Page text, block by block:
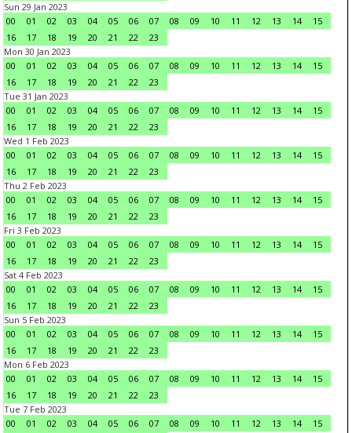
Sun 29 Jan 2023
00
01 02 03 04 05 06 07 08 09 10 11 12 13 14
15
16
17 18 19 20 21 22
23
Mon 30 Jan 2023
00
01 02 03 04 05 06 07 08 09 10 11 12 13 14
15
16
17 18 19 20 21 22
23
Tue 31 Jan 2023
00
01 02 03 04 05 06 07 08 09 10 11 12 13 14
15
16
17 18 19 20 21 22
23
Wed 1 Feb 2023
00
01 02 03 04 05 06 07 08 09 10 11 12 13 14
15
16
17 18 19 20 21 22
23
Thu 2 Feb 2023
00
01 02 03 04 05 06 07 08 09 10 11 12 13 14
15
16
17 18 19 20 21 22
23
Fri 3 Feb 2023
00
01 02 03 04 05 06 07 08 09 10 11 12 13 14
15
16
17 18 19 20 21 22
23
Sat 4 Feb 2023
00
01 02 03 04 05 06 07 08 09 10 11 12 13 14
15
16
17 18 19 20 21 22
23
Sun 5 Feb 2023
00
01 02 03 04 05 06 07 08 09 10 11 12 13 14
15
16
17 18 19 20 21 22
23
Mon 6 Feb 2023
00
01 02 03 04 05 06 07 08 09 10 11 12 13 14
15
16
17 18 19 20 21 22
23
Tue 7 Feb 2023
00
01 02 03 04 05 06 07 08 09 10 11 12 13 14
15